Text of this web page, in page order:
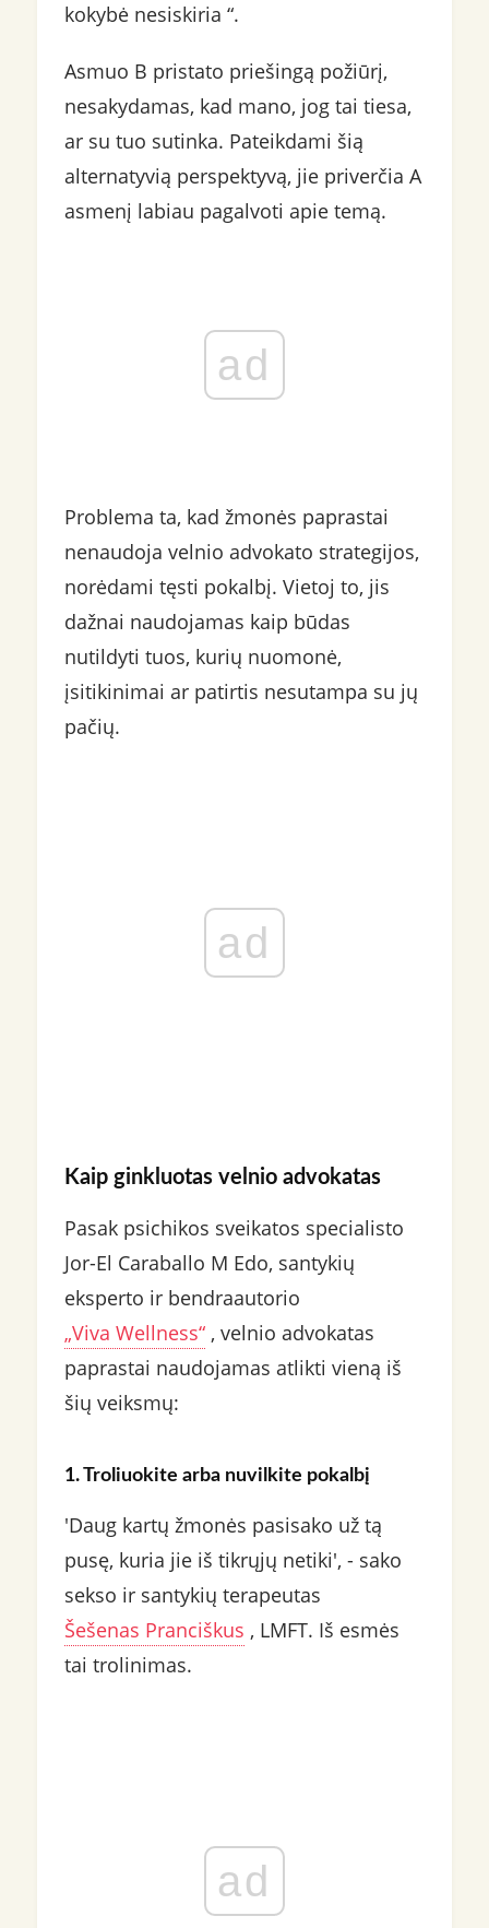
kokybė nesiskiria “.
Asmuo B pristato priešingą požiūrį,
nesakydamas, kad mano, jog tai tiesa,
ar su tuo sutinka. Pateikdami šią
alternatyvią perspektyvą, jie priverčia A
asmenį labiau pagalvoti apie temą.
ad
Problema ta, kad žmonės paprastai
nenaudoja velnio advokato strategijos,
norėdami tęsti pokalbį. Vietoj to, jis
dažnai naudojamas kaip būdas
nutildyti tuos, kurių nuomonė,
įsitikinimai ar patirtis nesutampa su jų
pačių.
ad
Kaip ginkluotas velnio advokatas
Pasak psichikos sveikatos specialisto
Jor-El Caraballo M Edo, santykių
eksperto ir bendraautorio
„Viva Wellness“, velnio advokatas
paprastai naudojamas atlikti vieną iš
šių veiksmų:
1. Troliuokite arba nuvilkite pokalbį
'Daug kartų žmonės pasisako už tą
pusę, kuria jie iš tikrųjų netiki', - sako
sekso ir santykių terapeutas
Šešenas Pranciškus , LMFT. Iš esmės
tai trolinimas.
ad